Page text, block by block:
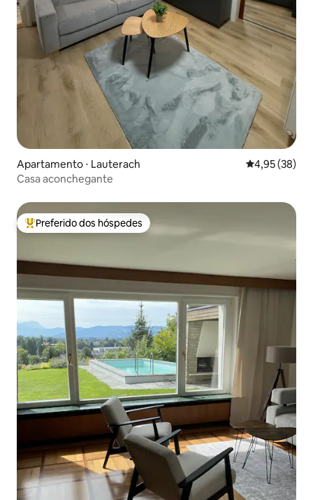
Apartamento ⋅ Lauterach 4,95 de uma
4,95 (38)
Casa aconchegante
Entre os melhores preferidos dos hóspedes
Preferido dos hóspedes